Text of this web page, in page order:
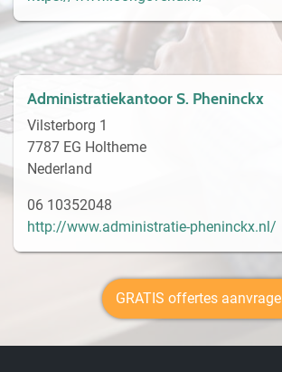
Administratiekantoor S. Pheninckx
Vilsterborg 1
7787 EG Holtheme
Nederland
06 10352048
http://www.administratie-pheninckx.nl/
GRATIS offertes